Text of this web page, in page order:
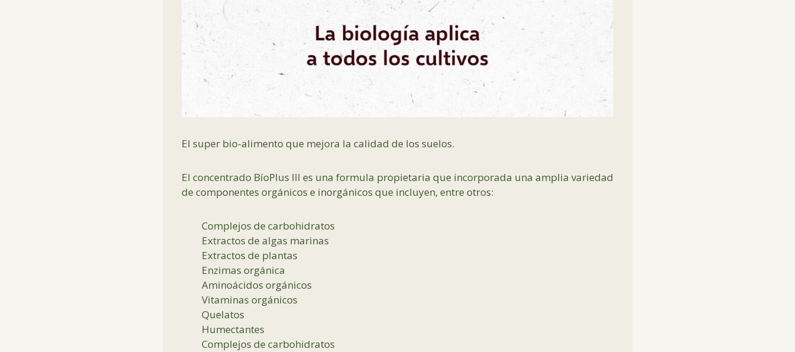
El super bio-alimento que mejora la calidad de los suelos.
El concentrado BíoPlus III es una formula propietaria que incorporada una amplia variedad
de componentes orgánicos e inorgánicos que incluyen, entre otros:
Complejos de carbohidratos
Extractos de algas marinas
Extractos de plantas
Enzimas orgánica
Aminoácidos orgánicos
Vitaminas orgánicos
Quelatos
Humectantes
Complejos de carbohidratos